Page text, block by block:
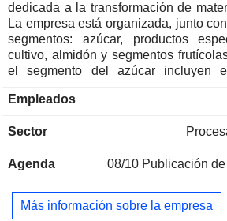
dedicada a la transformación de
La empresa está organizada, junto
segmentos: azúcar, productos
cultivo, almidón y segmentos
el segmento del azúcar incluyen
que produce y vende ingredientes
animal; el Freiberger es un productor
PortionPack se especializa en
Corp energías para combustibles
almidón para alimentos, no
Empleados
Sector
Agenda 08/10 Publicación
Más información sobre la empresa